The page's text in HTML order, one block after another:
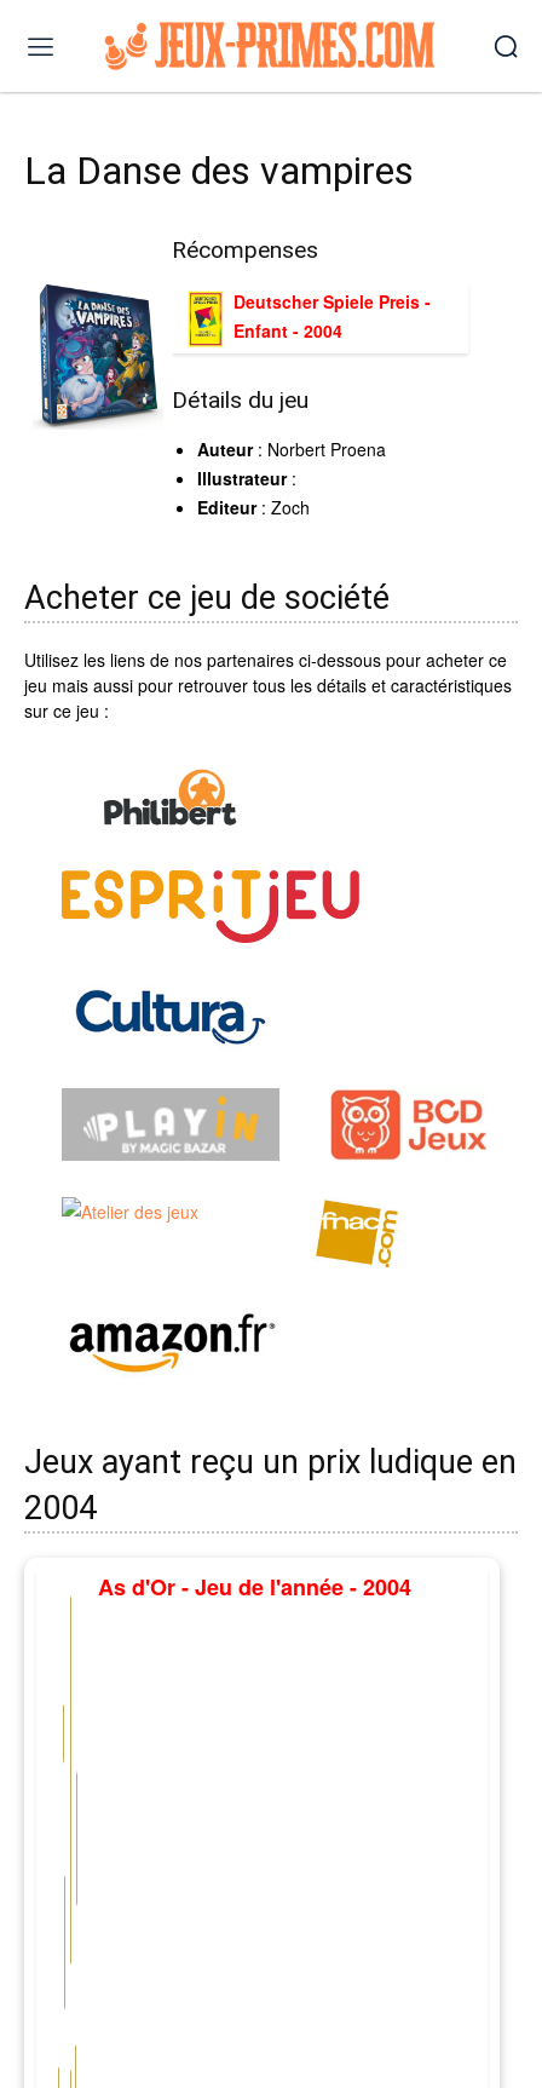
La Danse des vampires
Récompenses
Deutscher Spiele Preis -
Enfant - 2004
Détails du jeu
Auteur: Norbert Proena
Illustrateur:
Editeur: Zoch
Acheter ce jeu de société
Utilisez les liens de nos partenaires ci-dessous pour acheter ce
jeu mais aussi pour retrouver tous les détails et caractéristiques
sur ce jeu :
Jeux ayant reçu un prix ludique en
2004
As d'Or - Jeu de l'année - 2004